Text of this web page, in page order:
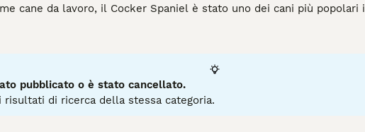
cane da lavoro, il Cocker Spaniel è stato uno dei cani più
parte degli stili di vita. I cocker sono estremamente
sul Cocker per informazioni su questa razza di cane.
pubblicato o è stato cancellato.
risultati di ricerca della stessa categoria.